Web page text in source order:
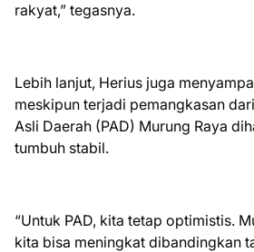
rakyat,” tegasnya.
Lebih lanjut, Herius juga
meskipun terjadi pemangkasan
Asli Daerah (PAD) Murung Raya
tumbuh stabil.
“Untuk PAD, kita tetap optimistis.
kita bisa meningkat dibandingkan